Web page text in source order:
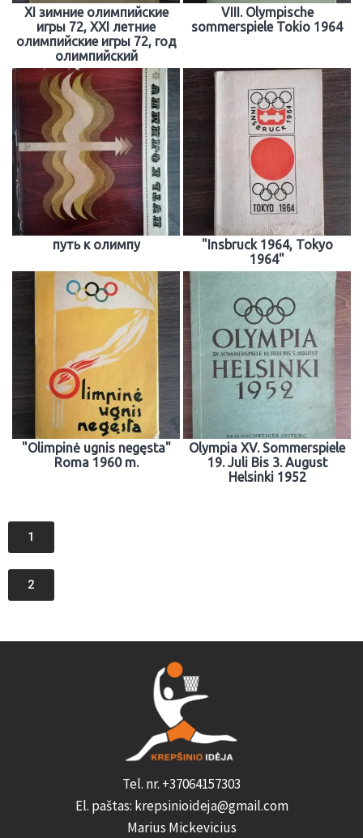
XI зимние олимпийские
игры 72, XXI летние
олимпийские игры 72, год
олимпийский
VIII. Olympische
sommerspiele Tokio 1964
путь к олимпу
"Insbruck 1964, Tokyo
1964"
"Olimpinė ugnis negęsta"
Roma 1960 m.
Olympia XV. Sommerspiele
19. Juli Bis 3. August
Helsinki 1952
1
2
Tel. nr. +37064157303
El. paštas: krepsinioideja@gmail.com
Marius Mickevicius